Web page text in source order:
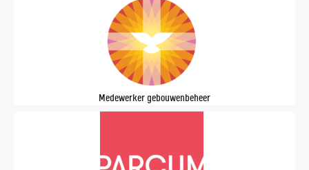
Medewerker gebouwenbeheer